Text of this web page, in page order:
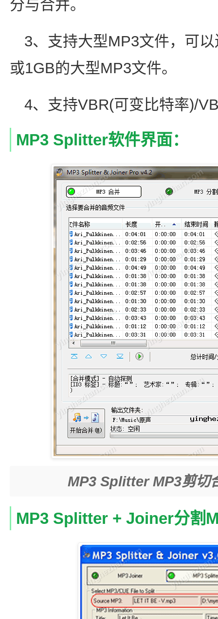
分与合并。
3、支持大型MP3文件，可
或1GB的大型MP3文件。
4、支持VBR(可变比特率)/
MP3 Splitter软件界面：
MP3 Splitter MP3剪切
MP3 Splitter + Joiner分割